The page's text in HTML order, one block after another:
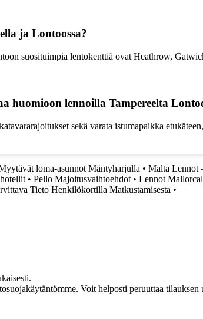
ja Lontoossa?
suosituimpia lentokenttiä ovat Heathrow,
lennoilla Tampereelta
sekä varata istumapaikka
loma-asunnot Mäntyharjulla • Malta Lennot
• Pello Majoitusvaihtoehdot • Lennot
Tieto Henkilökortilla Matkustamisesta •
Voit helposti peruuttaa tilauksen